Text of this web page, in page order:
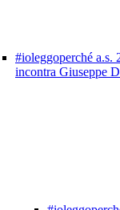
#ioleggoperché a.s.
incontra Giuseppe